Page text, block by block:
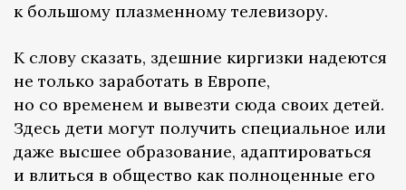
к большому плазменному телевизору.
К слову сказать, здешние киргизки надеются
не только заработать в Европе,
но со временем и вывезти сюда своих детей.
Здесь дети могут получить специальное или
даже высшее образование, адаптироваться
и влиться в общество как полноценные его